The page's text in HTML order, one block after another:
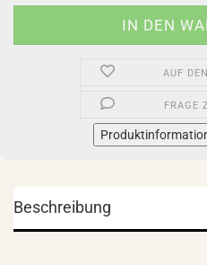
AUF
FRAGE
Beschreibung